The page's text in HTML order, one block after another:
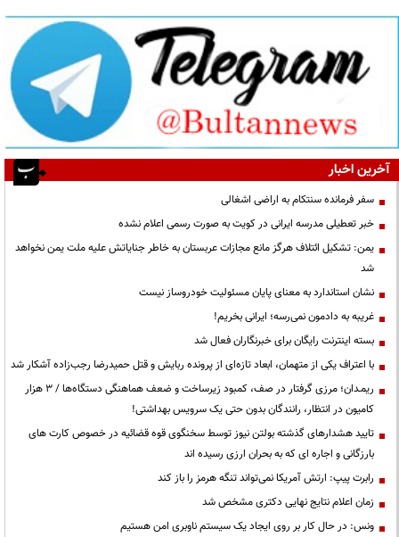
آخرین اخبار
سفر فرمانده سنتکام به اراضی اشغالی
خبر تعطیلی مدرسه ایرانی در کویت به صورت رسمی اعلام نشده
یمن: تشکیل ائتلاف هرگز مانع مجازات عربستان به خاطر جنایاتش علیه ملت یمن نخواهد
شد
نشان استاندارد به معنای پایان مسئولیت خودروساز نیست
غریبه به دادمون نمی‌رسه؛ ایرانی بخریم!
بسته اینترنت رایگان برای خبرنگاران فعال شد
با اعتراف یکی از متهمان، ابعاد تازه‌ای از پرونده ربایش و قتل حمیدرضا رجب‌زاده آشکار شد
ریمـدان؛ مرزی گرفتار در صف، کمبود زیرساخت و ضعف هماهنگی دستگاه‌ها / ۳ هزار
کامیون در انتظار، رانندگان بدون حتی یک سرویس بهداشتی!
تایید هشدارهای گذشته بولتن نیوز توسط سخنگوی قوه قضائیه در خصوص کارت های
بارزگانی و اجاره ای که به بحران ارزی رسیده اند
رابرت پیپ: ارتش آمریکا نمی‌تواند تنگه هرمز را باز کند
زمان اعلام نتایج نهایی دکتری مشخص شد
ونس: در حال کار بر روی ایجاد یک سیستم ناوبری امن هستیم